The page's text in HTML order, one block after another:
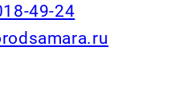
49-24